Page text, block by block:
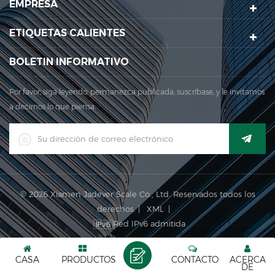
área de producción principal para nuestra empresa se
encuentra Aquí. en 2006, jadever adquir...
EMPRESA
ETIQUETAS CALIENTES
BOLETIN INFORMATIVO
Por favor, siga leyendo, permanezca publicada, suscríbase, y le invitamos
a decirnos lo que piensa.
© 2026 Xiamen Jadever Scale Co., Ltd. Reservados todos los
derechos. |
XML
|
Red IPv6 admitida
CASA PRODUCTOS ACERCA
DE
CONTACTO